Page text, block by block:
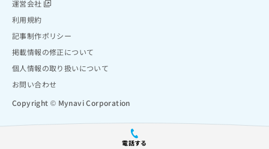
電話する
運営会社
利用規約
記事制作ポリシー
掲載情報の修正について
個人情報の取り扱いについて
お問い合わせ
Copyright © Mynavi Corporation